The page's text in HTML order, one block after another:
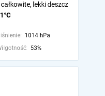
lekki deszcz
1014 hPa
53%